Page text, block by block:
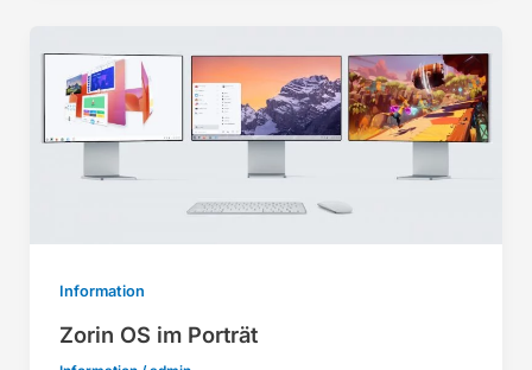
Information
Zorin OS im Porträt